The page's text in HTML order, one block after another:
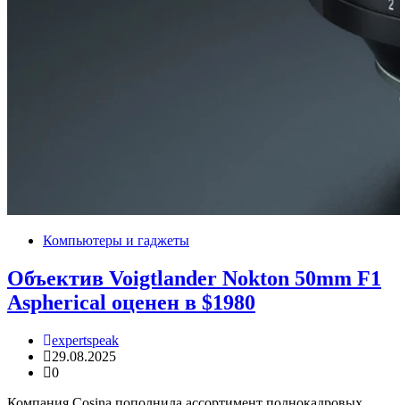
Компьютеры и гаджеты
Объектив Voigtlander Nokton 50mm F1
Aspherical оценен в $1980
expertspeak
29.08.2025
0